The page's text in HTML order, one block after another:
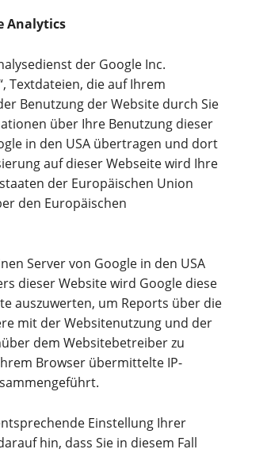
Analytics
der Google Inc.
Textdateien, die auf Ihrem
Benutzung der Website durch Sie
über Ihre Benutzung dieser
in den USA übertragen und dort
auf dieser Webseite wird Ihre
der Europäischen Union
den Europäischen
Server von Google in den USA
dieser Website wird Google diese
auszuwerten, um Reports über die
mit der Websitenutzung und der
dem Websitebetreiber zu
Browser übermittelte IP-
Einstellung Ihrer
hin, dass Sie in diesem Fall